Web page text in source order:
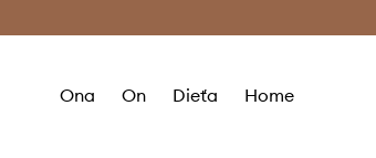
Ona On Dieťa Home